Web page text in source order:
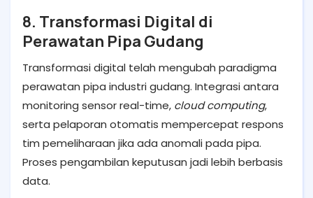
8. Transformasi Digital di
Perawatan Pipa Gudang
Transformasi digital telah mengubah paradigma
perawatan pipa industri gudang. Integrasi antara
monitoring sensor real-time, cloud computing,
serta pelaporan otomatis mempercepat respons
tim pemeliharaan jika ada anomali pada pipa.
Proses pengambilan keputusan jadi lebih berbasis
data.